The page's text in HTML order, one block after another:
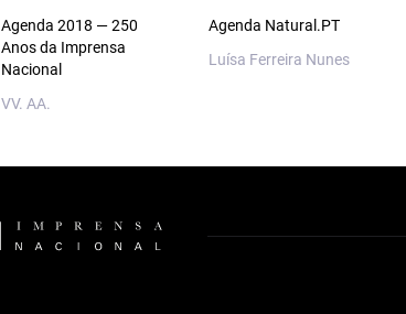
Agenda 2018 — 250
Anos da Imprensa
Nacional
VV. AA.
Agenda Natural.PT
Luísa Ferreira Nunes